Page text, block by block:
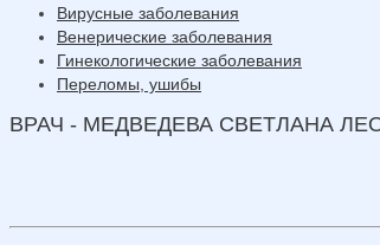
Вирусные заболевания
Венерические заболевания
Гинекологические заболевания
Переломы, ушибы
ВРАЧ - МЕДВЕДЕВА СВЕТЛАНА